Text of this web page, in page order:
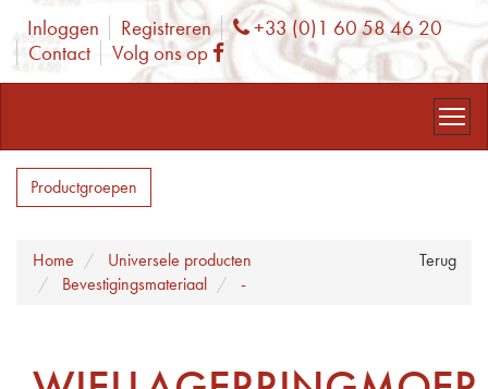
Inloggen Registreren Phone
+33 (0)1 60 58 46 20
Contact
Volg ons op Facebook
Productgroepen
Terug
Home
Universele producten
Bevestigingsmateriaal
-